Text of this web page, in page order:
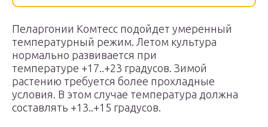
Пеларгонии Комтесс подойдет умеренный
температурный режим. Летом культура
нормально развивается при
температуре +17..+23 градусов. Зимой
растению требуется более прохладные
условия. В этом случае температура должна
составлять +13..+15 градусов.